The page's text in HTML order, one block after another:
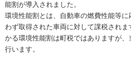
能割が導入されました。
環境性能割とは、自動車の燃費性能等
わず取得された車両に対して課税され
かる環境性能割は町税ではありますが
行います。